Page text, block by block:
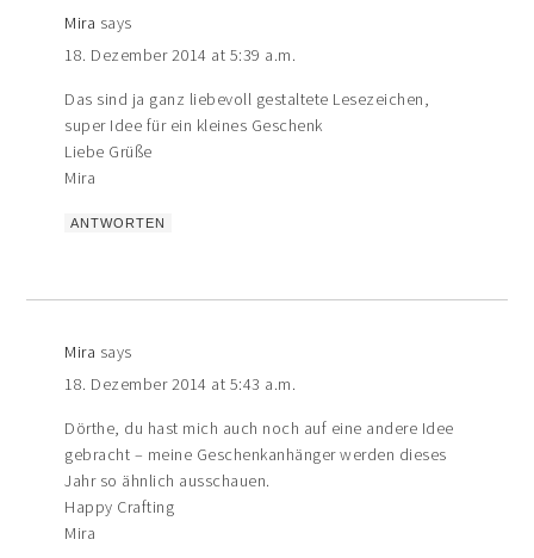
Mira says
18. Dezember 2014 at 5:39 a.m.
Das sind ja ganz liebevoll gestaltete Lesezeichen,
super Idee für ein kleines Geschenk
Liebe Grüße
Mira
ANTWORTEN
Mira says
18. Dezember 2014 at 5:43 a.m.
Dörthe, du hast mich auch noch auf eine andere Idee
gebracht – meine Geschenkanhänger werden dieses
Jahr so ähnlich ausschauen.
Happy Crafting
Mira